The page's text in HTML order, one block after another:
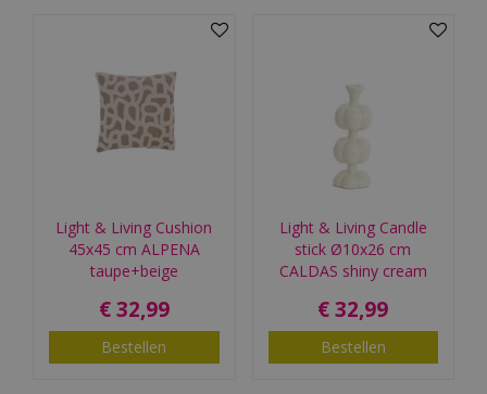
Light & Living Cushion
45x45 cm ALPENA
taupe+beige
€ 32,99
Bestellen
Light & Living Candle
stick Ø10x26 cm
CALDAS shiny cream
€ 32,99
Bestellen